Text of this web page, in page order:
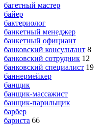
багетный мастер
байер
бактериолог
банкетный менеджер
банкетный официант
банковский консультант 8
банковский сотрудник 12
банковский специалист 19
баннермейкер
банщик
банщик-массажист
банщик-парильщик
барбер
бариста 66